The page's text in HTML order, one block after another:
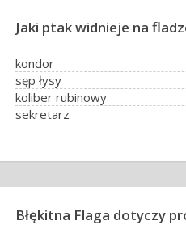
Jaki ptak widnieje na
kondor
sęp łysy
koliber rubinowy
sekretarz
Błękitna Flaga dotyczy